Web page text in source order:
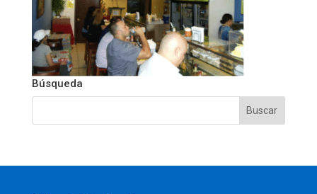
Búsqueda